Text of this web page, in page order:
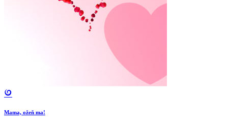
Mama, ožeň ma!